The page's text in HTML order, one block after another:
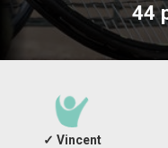
44
✓ Vincent